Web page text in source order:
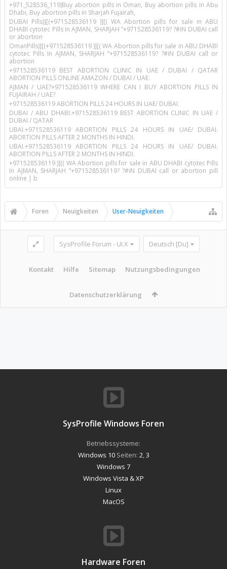
+971_528536_119)Buy abortion pills in Oman, Buy abortion pills in Abu
Dhabi, Buy abortion pills in Sharjah Fujairah,
DUBAI Pills)][(+971528536119 )][( WA Abortion pills for sale in ABU
DHABI cytotec Pills In AJMAN, SHARJAH ”+971528536119? ?#iN DUBAI call
or abortion
OmanPills)][(+971528536119 )][( WA Abortion pills for sale in ABU DHABI
cytotec Pills In AJMAN, SHARJAH ”+971528536119? ?#iN DUBAI call or
abortion
+971528536119 BEST ABORTION CLINIC IN UAE / DUBAI / QATAR
ABORTION PILLS ONLINE AMAZON / DUBAI / UAE.
AJMAN / UAE?+971528536119 WHERE CAN I BUY ABORTION PILLS IN
FUJAIRAH / UAE?
+971528536119 ABORTION PILLS 24 HOURS IN UAE/ DUBAI.
DUBAI / ABU DHABI.+971528536119 BEST ABORTION CLINIC IN UAE /
DUBAI / QATAR
UBAI.+971528536119 ABORTION PILLS 24 HOURS IN UAE/ DUBAI.
ABORTION PILLS AFTER 2 MONTHS IN HINDI.
UBAI.+971528536119 ABORTION PILLS 24 HOURS IN UAE/ DUBAI.
ABORTION PILLS AFTER 2 MONTHS IN HINDI.
+971528536119 )][( WA Abortion pills for sale in ABU DHABI cytotec Pills
In AJMAN, SHARJAH ”+971528536119? ?#iN DUBAI call or abortion pill
online | b
Foren Neuigkeiten User-Neuigkeiten
SysProfile Forum - UI.X Deutsch [Du]
Kontakt Hilfe Sitemap Nutzungsbedingungen
Datenschutzerklärung
SysProfile Windows Foren
Betriebssysteme:
Windows 10Seiten: 2 3
Windows 7
Windows Vista & XP
Linux
MacOS
Hardware Foren